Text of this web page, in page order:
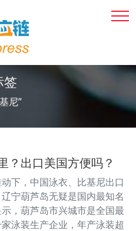
签
尼”
？出口美国方便吗？
下，中国泳衣、比基尼出口
宁葫芦岛无疑是国内最知名
，葫芦岛市兴城市是全国最
泳装生产企业，年产泳装超